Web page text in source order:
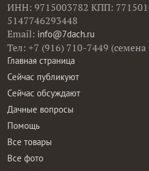
ИНН: 9715003782 КПП:
5147746293448
Email: info@7dach.ru
Тел: +7 (916) 710-7449
Главная страница
Сейчас публикуют
Сейчас обсуждают
Дачные вопросы
Помощь
Все товары
Все фото